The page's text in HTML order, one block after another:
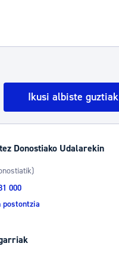
Ikusi albiste guztiak
Donostiako Udalarekin
000